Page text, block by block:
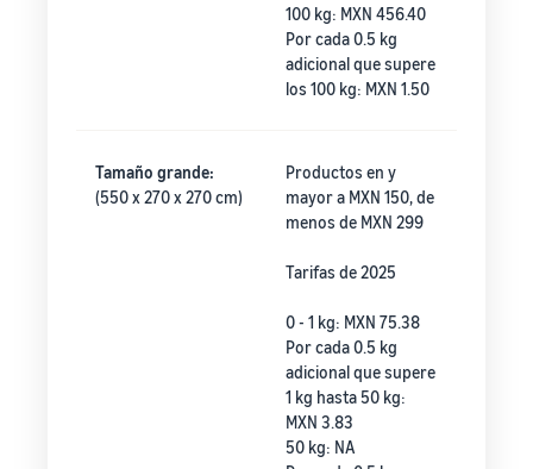
100 kg: MXN 456.40
Por cada 0.5 kg
adicional que supere
los 100 kg: MXN 1.50
Tamaño grande:
(550 x 270 x 270 cm)
Productos en y
mayor a MXN 150, de
menos de MXN 299
Tarifas de 2025
0 - 1 kg: MXN 75.38
Por cada 0.5 kg
adicional que supere
1 kg hasta 50 kg:
MXN 3.83
50 kg: NA